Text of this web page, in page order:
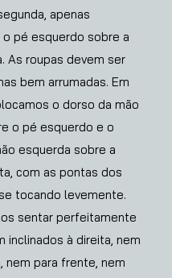
apenas
pé esquerdo sobre a
As roupas devem ser
bem arrumadas. Em
o dorso da mão
o pé esquerdo e o
esquerda sobre a
com as pontas dos
tocando levemente.
sentar perfeitamente
inclinados à direita, nem
nem para frente, nem